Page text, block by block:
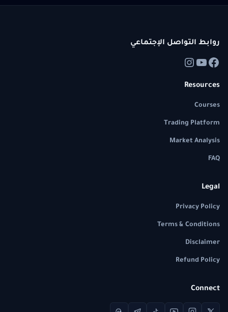
روابط التواصل الإجتماعي
Resources
Courses
Trading Platform
Market Analysis
FAQ
Legal
Privacy Policy
Terms & Conditions
Disclaimer
Refund Policy
Connect